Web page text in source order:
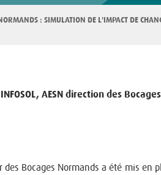
: SIMULATION DE L'IMPACT DE
AESN direction des
Bocages Normands a été mis en